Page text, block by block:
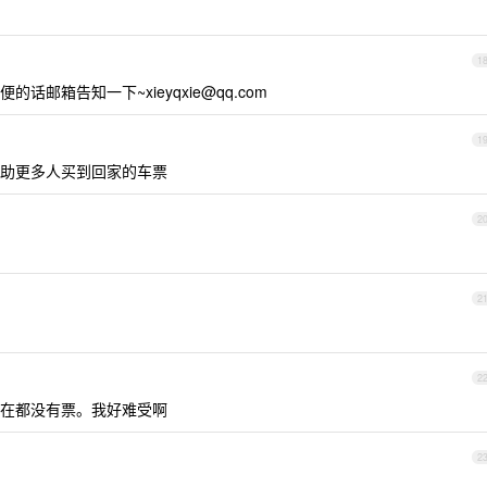
18
的话邮箱告知一下~xieyqxie@qq.com
19
更多人买到回家的车票
20
21
22
都没有票。我好难受啊
23